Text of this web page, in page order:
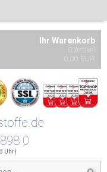
Ihr Warenkorb
0 Artikel
0,00 EUR
0
Uhr)